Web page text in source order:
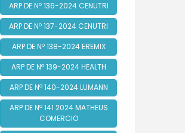
ARP DE Nº 136-2024 CENUTRI
ARP DE Nº 137-2024 CENUTRI
ARP DE Nº 138-2024 EREMIX
ARP DE Nº 139-2024 HEALTH
ARP DE Nº 140-2024 LUMANN
ARP DE Nº 141 2024 MATHEUS
COMERCIO